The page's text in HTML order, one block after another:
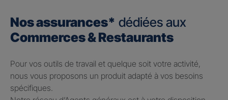
Nos assurances* dédiées aux
Commerces & Restaurants
Pour vos outils de travail et quelque soit votre activité,
nous vous proposons un produit adapté à vos besoins
spécifiques.